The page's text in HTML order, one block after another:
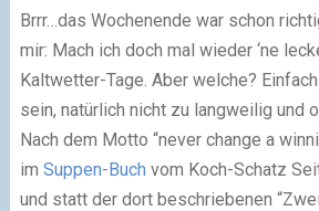
Brrr…das Wochenende war schon
mir: Mach ich doch mal wieder ‘ne
Kaltwetter-Tage. Aber welche?
sein, natürlich nicht zu langweilig und
Nach dem Motto “never change a
im Suppen-Buch vom Koch-Schatz
und statt der dort beschriebenen